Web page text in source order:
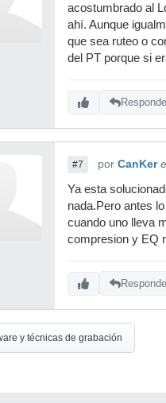
acostumbrado al
ahí. Aunque
que sea ruteo o
del PT porque si
#7 por CanKer
Ya esta
nada.Pero antes
cuando uno lleva
compresion y EQ
y técnicas de grabación